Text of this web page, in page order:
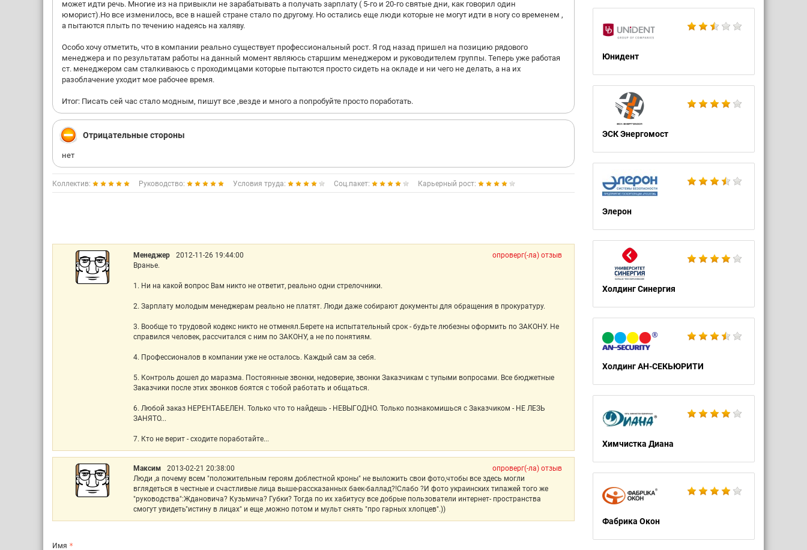
может идти речь. Многие из на привыкли не зарабатывать а получать зарплату ( 5-го и 20-го святые дни, как говорил один
юморист).Но все изменилось, все в нашей стране стало по другому. Но остались еще люди которые не могут идти в ногу со временем ,
а пытаются плыть по течению надеясь на халяву.
Особо хочу отметить, что в компании реально существует профессиональный рост. Я год назад пришел на позицию рядового
менеджера и по результатам работы на данный момент являюсь старшим менеджером и руководителем группы. Теперь уже работая
ст. менеджером сам сталкиваюсь с проходимцами которые пытаются просто сидеть на окладе и ни чего не делать, а на их
разоблачение уходит мое рабочее время.
Итог: Писать сей час стало модным, пишут все ,везде и много а попробуйте просто поработать.
Отрицательные стороны
нет
Коллектив: Руководство: Условия труда: Соц.пакет: Карьерный рост:
Менеджер 2012-11-26 19:44:00
опроверг(-ла) отзыв
Вранье.
1. Ни на какой вопрос Вам никто не ответит, реально одни стрелочники.
2. Зарплату молодым менеджерам реально не платят. Люди даже собирают документы для обращения в прокуратуру.
3. Вообще то трудовой кодекс никто не отменял.Берете на испытательный срок - будьте любезны оформить по ЗАКОНУ. Не
справился человек, рассчитался с ним по ЗАКОНУ, а не по понятиям.
4. Профессионалов в компании уже не осталось. Каждый сам за себя.
5. Контроль дошел до маразма. Постоянные звонки, недоверие, звонки Заказчикам с тупыми вопросами. Все бюджетные
Заказчики после этих звонков боятся с тобой работать и общаться.
6. Любой заказ НЕРЕНТАБЕЛЕН. Только что то найдешь - НЕВЫГОДНО. Только познакомишься с Заказчиком - НЕ ЛЕЗЬ
ЗАНЯТО...
7. Кто не верит - сходите поработайте...
Максим 2013-02-21 20:38:00
опроверг(-ла) отзыв
Люди ,а почему всем "положительным героям доблестной кроны" не выложить свои фото,чтобы все здесь могли
вглядеться в честные и счастливые лица выше-рассказанных баек-баллад?!Слабо ?И фото украинских типажей того же
"руководства":Ждановича? Кузьмича? Губки? Тогда по их хабитусу все добрые пользователи интернет- пространства
смогут увидеть"истину в лицах" и еще ,можно потом и мульт снять "про гарных хлопцев".))
Имя
Юнидент
ЭСК Энергомост
Элерон
Холдинг Синергия
Холдинг АН-СЕКЬЮРИТИ
Химчистка Диана
Фабрика Окон